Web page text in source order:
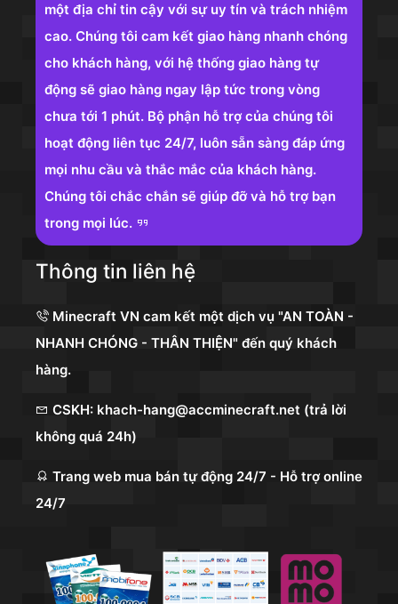
một địa chỉ tin cậy với sự uy tín và trách nhiệm
cao. Chúng tôi cam kết giao hàng nhanh chóng
cho khách hàng, với hệ thống giao hàng tự
động sẽ giao hàng ngay lập tức trong vòng
chưa tới 1 phút. Bộ phận hỗ trợ của chúng tôi
hoạt động liên tục 24/7, luôn sẵn sàng đáp ứng
mọi nhu cầu và thắc mắc của khách hàng.
Chúng tôi chắc chắn sẽ giúp đỡ và hỗ trợ bạn
trong mọi lúc.
Thông tin liên hệ
Minecraft VN cam kết một dịch vụ "AN TOÀN -
NHANH CHÓNG - THÂN THIỆN" đến quý khách
hàng.
CSKH: khach-hang@accminecraft.net (trả lời
không quá 24h)
Trang web mua bán tự động 24/7 - Hỗ trợ online
24/7